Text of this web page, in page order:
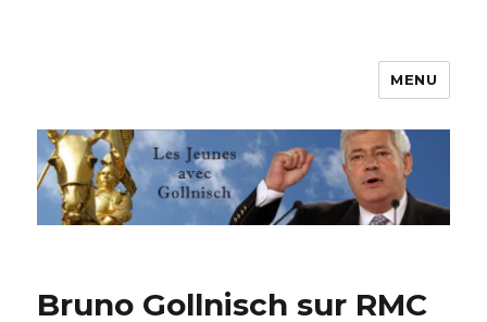
Les jeunes avec Gollnisch
MENU
Bruno Gollnisch sur RMC